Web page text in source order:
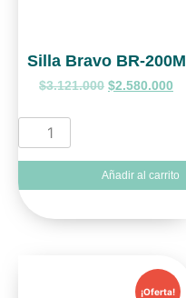
Silla Bravo BR-200M
$3.121.000 $2.580.000
Añadir al carrito
¡Oferta!